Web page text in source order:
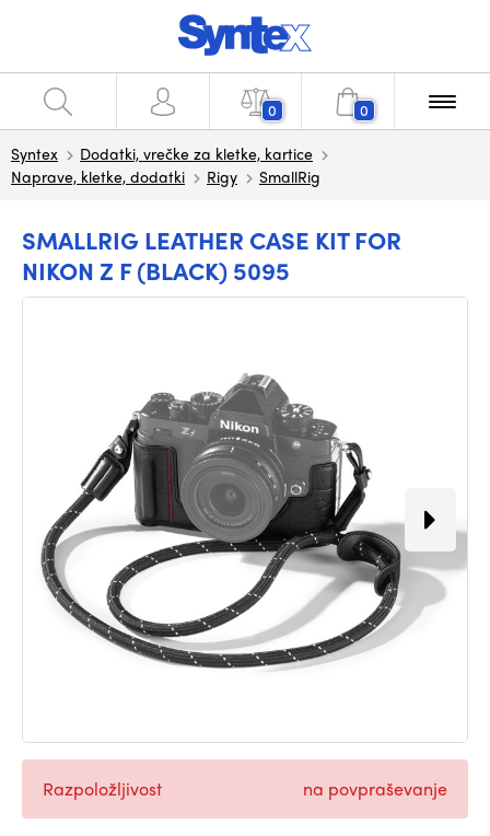
0 0
Syntex
Dodatki, vrečke za kletke, kartice
Naprave, kletke, dodatki
Rigy SmallRig
SMALLRIG LEATHER CASE KIT FOR
NIKON Z F (BLACK) 5095
Razpoložljivost na povpraševanje